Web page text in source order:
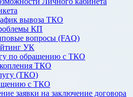
вывоза ТКО
КП
вопросы (FAQ)
УК
по обращению с ТКО
ТКО
(ТКО)
с ТКО
заявки на заключение договора